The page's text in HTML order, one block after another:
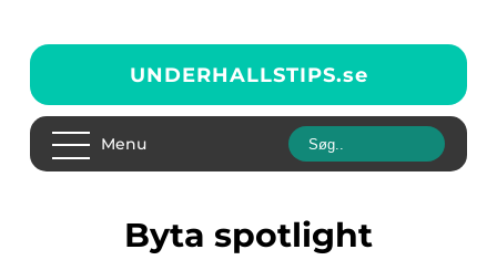
UNDERHALLSTIPS.se
Menu
byta spotlight